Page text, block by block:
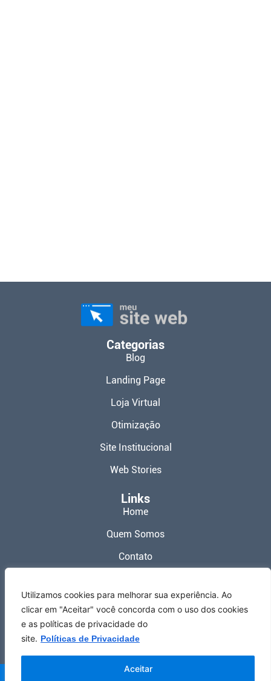
Utilizamos cookies para melhorar sua experiência. Ao
clicar em "Aceitar" você concorda com o uso dos cookies
e as políticas de privacidade do
site. Políticas de Privacidade
Aceitar
Categorias
Blog
Landing Page
Loja Virtual
Otimização
Site Institucional
Web Stories
Links
Home
Quem Somos
Contato
Termos de Uso
Redes Sociais
Meu Site Web ® 2026 – Todos os Direitos Reservados.